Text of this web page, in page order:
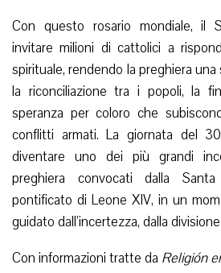
Con questo rosario mondiale, il
invitare milioni di cattolici a
spirituale, rendendo la preghiera
la riconciliazione tra i popoli, la
speranza per coloro che
conflitti armati. La giornata del
diventare uno dei più grandi
preghiera convocati dalla
pontificato di Leone XIV, in un
guidato dall’incertezza, dalla
Con informazioni tratte da Religión